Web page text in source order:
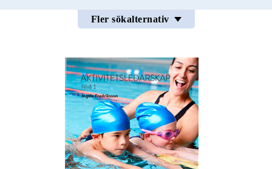
Fler sökalternativ